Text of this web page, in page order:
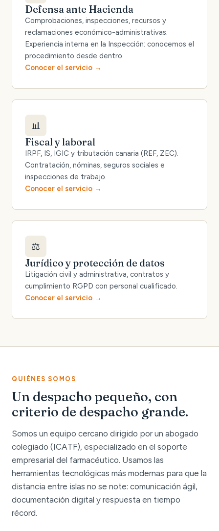
Defensa ante Hacienda
Comprobaciones, inspecciones, recursos y
reclamaciones económico-administrativas.
Experiencia interna en la Inspección: conocemos el
procedimiento desde dentro.
Conocer el servicio
📊
Fiscal y laboral
IRPF, IS, IGIC y tributación canaria (REF, ZEC).
Contratación, nóminas, seguros sociales e
inspecciones de trabajo.
Conocer el servicio
⚖️
Jurídico y protección de datos
Litigación civil y administrativa, contratos y
cumplimiento RGPD con personal cualificado.
Conocer el servicio
QUIÉNES SOMOS
Un despacho pequeño, con
criterio de despacho grande.
Somos un equipo cercano dirigido por un abogado
colegiado (ICATF), especializado en el soporte
empresarial del farmacéutico. Usamos las
herramientas tecnológicas más modernas para que la
distancia entre islas no se note: comunicación ágil,
documentación digital y respuesta en tiempo
récord.